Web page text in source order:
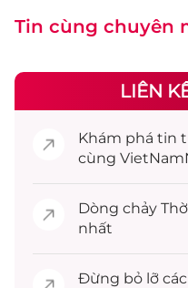
Tin cùng chuyên
LIÊN
Khám phá tin
cùng
Dòng chảy
nhất
Đừng bỏ lỡ